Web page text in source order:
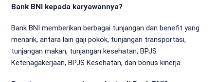
Bank BNI kepada karyawannya?
Bank BNI memberikan berbagai tunjangan dan benefit yang
menarik, antara lain gaji pokok, tunjangan transportasi,
tunjangan makan, tunjangan kesehatan, BPJS
Ketenagakerjaan, BPJS Kesehatan, dan bonus kinerja.